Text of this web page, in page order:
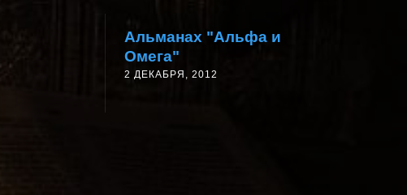
Альманах "Альфа и
Омега"
2 ДЕКАБРЯ, 2012